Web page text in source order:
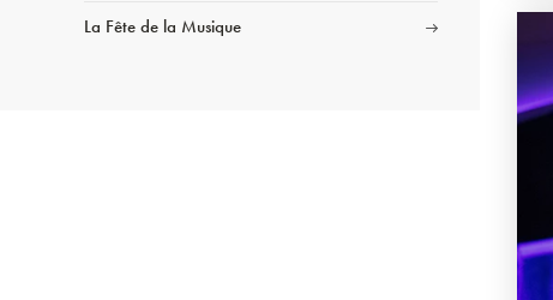
La Fête de la Musique